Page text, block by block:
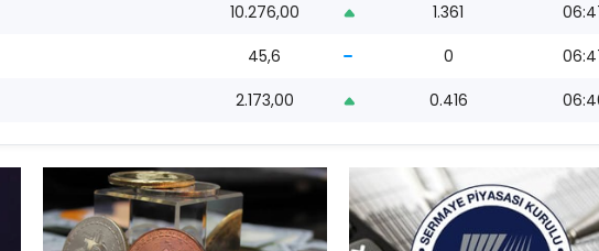
10.276,00 1.361
45,6 0
2.173,00 0.416